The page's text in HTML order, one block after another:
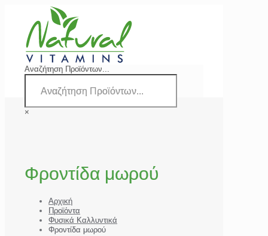
Αναζήτηση Προϊόντων...
×
Φροντίδα μωρού
Αρχική
Προϊόντα
Φυσικά Καλλυντικά
Φροντίδα μωρού